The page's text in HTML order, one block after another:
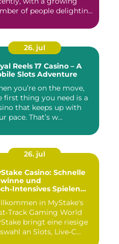
of people delighting
26. jul
Reels 17 Casino – A
Slots Adventure
you’re on the move,
first thing you need is a
that keeps up with
pace. That’s w...
26. jul
Casino: Schnelle
und
Spielen
in MyStake's
Gaming World
bringt eine riesige
an Slots, Live‑C...